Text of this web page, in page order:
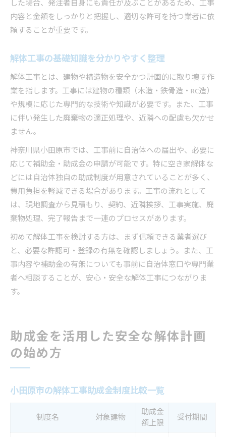
した場合、発注者自身にも責任が及ぶことがあるため、工事
内容と金額をしっかりと把握し、適切な許可を持つ業者に依
頼することが重要です。
解体工事の基礎知識を分かりやすく整理
解体工事とは、建物や構造物を安全かつ計画的に取り壊す作
業を指します。工事には建物の種類（木造・鉄骨造・RC造）
や規模に応じた専門的な技術や知識が必要です。また、工事
に伴い発生した廃棄物の適正処理や、近隣への配慮も欠かせ
ません。
神奈川県小田原市では、工事前に自治体への届出や、必要に
応じて補助金・助成金の申請が可能です。特に空き家解体な
どには自治体独自の助成制度が用意されていることが多く、
費用負担を軽減できる場合があります。工事の流れとして
は、現地調査から見積もり、契約、近隣挨拶、工事実施、廃
棄物処理、完了報告まで一連のプロセスがあります。
初めて解体工事を検討する方は、まず信頼できる業者選び
と、必要な許認可・登録の有無を確認しましょう。また、工
事内容や補助金の有無についても事前に自治体窓口や専門業
者へ相談することが、安心・安全な解体工事につながりま
す。
助成金を活用した安全な解体計画
の始め方
小田原市の解体工事助成金制度比較一覧
制度名 対象建物
助成金
額上限
受付期間